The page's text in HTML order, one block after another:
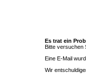
Es trat ein
Bitte versuchen
Eine E-Mail
Wir